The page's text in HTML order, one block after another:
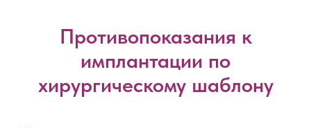
Противопоказания к
имплантации по
хирургическому шаблону